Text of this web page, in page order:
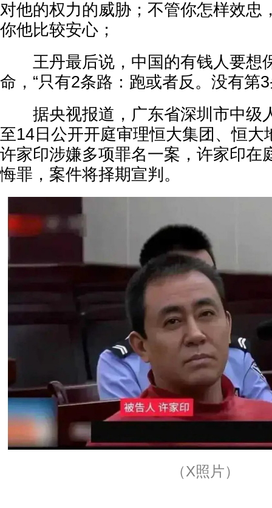
对他的权力的威胁；不管你怎样效忠
你他比较安心；
王丹最后说，中国的有钱人要想
命，“只有2条路：跑或者反。没有第
据央视报道，广东省深圳市中级
至14日公开开庭审理恒大集团、恒大
许家印涉嫌多项罪名一案，许家印在
悔罪，案件将择期宣判。
（X照片）